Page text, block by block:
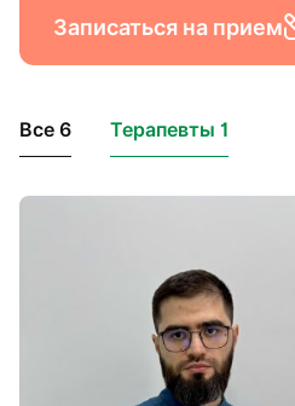
Записаться на прием
Все 6 Терапевты 1